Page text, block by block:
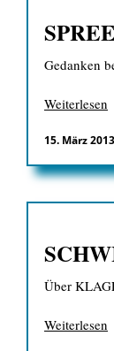
Gedanken
Weiterlesen
15. März 2013
Über
Weiterlesen